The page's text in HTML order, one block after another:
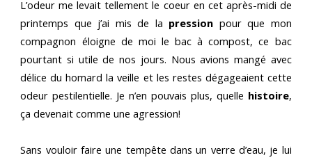
L’odeur me levait tellement le coeur en cet après-midi de
printemps que j’ai mis de la pression pour que mon
compagnon éloigne de moi le bac à compost, ce bac
pourtant si utile de nos jours. Nous avions mangé avec
délice du homard la veille et les restes dégageaient cette
odeur pestilentielle. Je n’en pouvais plus, quelle histoire,
ça devenait comme une agression!
Sans vouloir faire une tempête dans un verre d’eau, je lui